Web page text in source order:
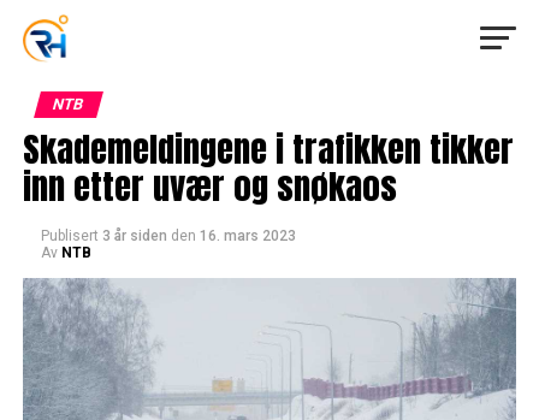
NTB
Skademeldingene i trafikken tikker
inn etter uvær og snøkaos
Publisert 3 år siden den 16. mars 2023
Av NTB